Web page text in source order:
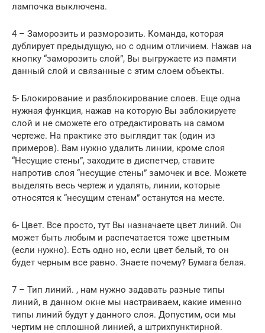
лампочка выключена.
4 – Заморозить и разморозить. Команда, которая
дублирует предыдущую, но с одним отличием. Нажав на
кнопку “заморозить слой”, Вы выгружаете из памяти
данный слой и связанные с этим слоем объекты.
5- Блокирование и разблокирование слоев. Еще одна
нужная функция, нажав на которую Вы заблокируете
слой и не сможете его отредактировать на самом
чертеже. На практике это выглядит так (один из
примеров). Вам нужно удалить линии, кроме слоя
“Несущие стены”, заходите в диспетчер, ставите
напротив слоя “несущие стены” замочек и все. Можете
выделять весь чертеж и удалять, линии, которые
относятся к “несущим стенам” останутся на месте.
6- Цвет. Все просто, тут Вы назначаете цвет линий. Он
может быть любым и распечатается тоже цветным
(если нужно). Есть одно но, если цвет белый, то он
будет черным все равно. Знаете почему? Бумага белая.
7 – Тип линий. , нам нужно задавать разные типы
линий, в данном окне мы настраиваем, какие именно
типы линий будут у данного слоя. Допустим, оси мы
чертим не сплошной линией, а штрихпунктирной.